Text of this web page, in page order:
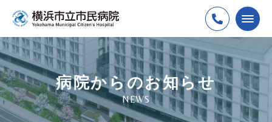
病院からのお知らせ
NEWS